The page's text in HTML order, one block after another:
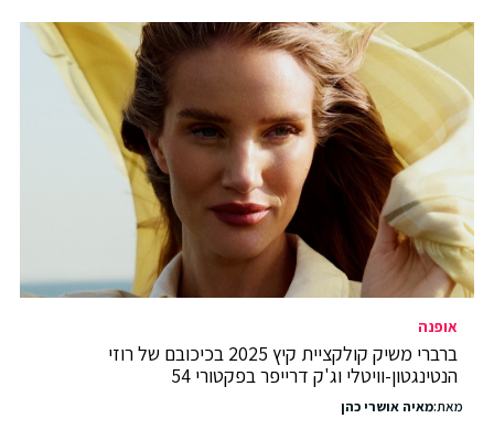
אופנה
ברברי משיק קולקציית קיץ 2025 בכיכובם של רוזי
הנטינגטון-וויטלי וג'ק דרייפר בפקטורי 54
מאת:מאיה אושרי כהן